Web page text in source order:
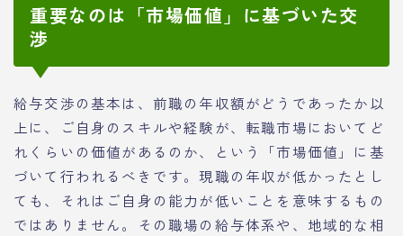
重要なのは「市場価値」に基づいた交
渉
給与交渉の基本は、前職の年収額がどうであったか以
上に、ご自身のスキルや経験が、転職市場においてど
れくらいの価値があるのか、という「市場価値」に基
づいて行われるべきです。現職の年収が低かったとし
ても、それはご自身の能力が低いことを意味するもの
ではありません。その職場の給与体系や、地域的な相